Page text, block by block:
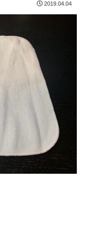
2019.04.04